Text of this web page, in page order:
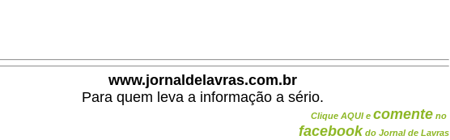
www.jornaldelavras.com.br
Para quem leva a informação a sério.
Clique AQUI e comente no
facebook do Jornal de Lavras